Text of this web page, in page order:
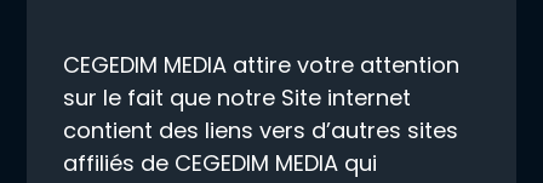
CEGEDIM MEDIA attire votre attention
sur le fait que notre Site internet
contient des liens vers d’autres sites
affiliés de CEGEDIM MEDIA qui